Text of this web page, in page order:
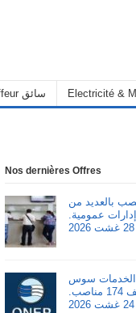
Chauffeur سائق Electricité &
Nos dernières Offres
لتوظيف 1700 منصب بالعديد من
إدارات عمومية.
الخدمات سوس
ماسة : مباريات لتوظيف 174 مناصب.